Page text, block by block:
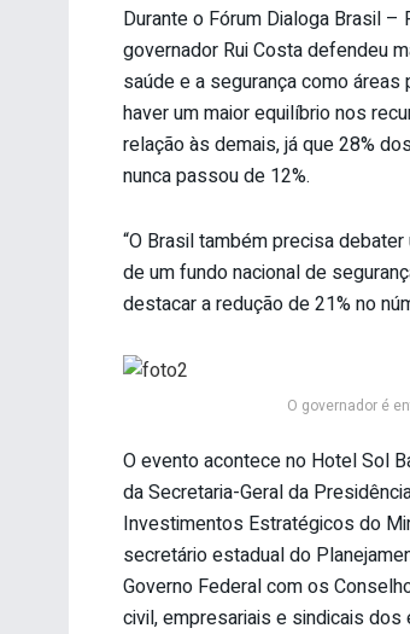
Durante o Fórum Dialoga Brasil
governador Rui Costa defendeu
saúde e a segurança como
haver um maior equilíbrio nos
relação às demais, já que 28%
nunca passou de 12%.
“O Brasil também precisa
de um fundo nacional de
destacar a redução de 21% no
O governador é
O evento acontece no Hotel Sol
da Secretaria-Geral da
Investimentos Estratégicos do
secretário estadual do
Governo Federal com os
civil, empresariais e sindicais